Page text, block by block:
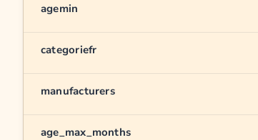
agemin
categoriefr
manufacturers
age_max_months